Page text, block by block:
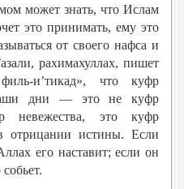
может знать, что Ислам
это принимать, ему это
от своего нафса и
рахимахуллах, пишет
и’тикад», что куфр
дни — это не куфр
невежества, это куфр
отрицании истины. Если
его наставит; если он